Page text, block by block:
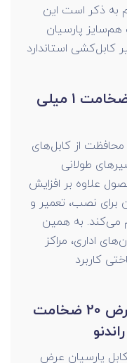
به ذکر است این
پارسیان
کابل‌کشی استاندارد
کاربرد نردبان کابل عرض 20 ضخامت 1 میلی
محافظت از کابل‌های
طولانی
علاوه بر افزایش
برای نصب، تعمیر و
می‌کند. به همین
اداری، مراکز
کاربرد
خرید نردبان کابل پارسیان عرض 20 ضخامت
پارسیان عرض